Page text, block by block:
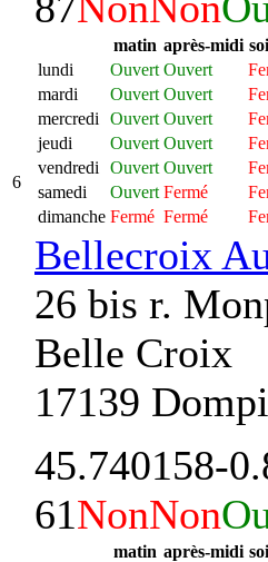
6
matin après-midi
lundi
Ouvert Ouvert
mardi
Ouvert Ouvert
mercredi
Ouvert Ouvert
jeudi
Ouvert Ouvert
vendredi
Ouvert Ouvert
samedi
Ouvert Fermé
dimanche Fermé Fermé
Bellecroix
26 bis r.
Belle Croix
17139
45.740158-
61NonNon
matin après-midi